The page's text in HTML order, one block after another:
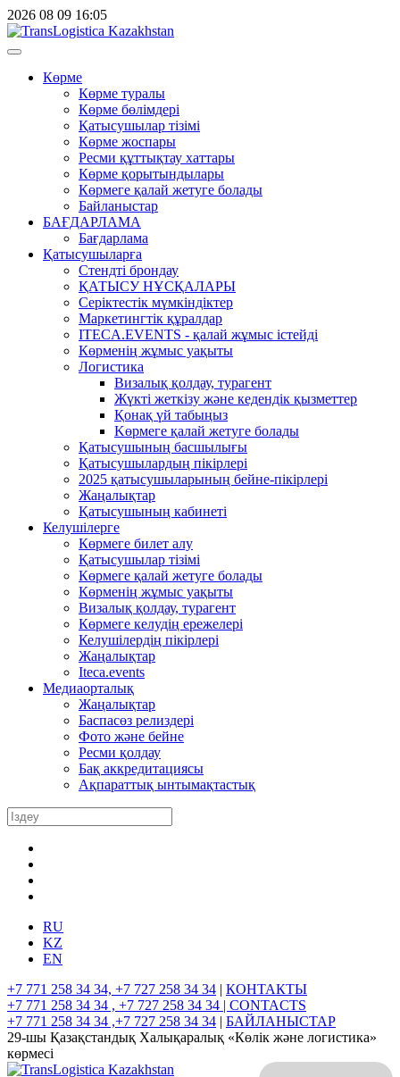
2026 08 09 16:05
Көрме
Көрме туралы
Көрме бөлімдері
Қатысушылар тізімі
Көрме жоспары
Ресми құттықтау хаттары
Көрме қорытындылары
Көрмеге қалай жетуге болады
Байланыстар
БАҒДАРЛАМА
Бағдарлама
Қатысушыларға
Стендті брондау
ҚАТЫСУ НҰСҚАЛАРЫ
Серіктестік мүмкіндіктер
Маркетингтік құралдар
ITECA.EVENTS - қалай жұмыс істейді
Көрменің жұмыс уақыты
Логистика
Визалық қолдау, турагент
Жүкті жеткізу және кедендік қызметтер
Қонақ үй табыңыз
Kөрмеге қалай жетуге болады
Қатысушының басшылығы
Қатысушылардың пікірлері
2025 қатысушыларының бейне-пікірлері
Жаңалықтар
Қатысушының кабинеті
Келушілерге
Көрмеге билет алу
Қатысушылар тізімі
Көрмеге қалай жетуге болады
Көрменің жұмыс уақыты
Визалық қолдау, турагент
Көрмеге келудің ережелері
Келушілердің пікірлері
Жаңалықтар
Iteca.events
Медиаорталық
Жаңалықтар
Баспасөз релиздері
Фото және бейне
Ресми қолдау
Бақ аккредитациясы
Ақпараттық ынтымақтастық
RU
KZ
EN
+7 771 258 34 34, +7 727 258 34 34 | КОНТАКТЫ
+7 771 258 34 34 , +7 727 258 34 34 | CONTACTS
+7 771 258 34 34 ,+7 727 258 34 34 | БАЙЛАНЫСТАР
29-шы Қазақстандық Халықаралық «Көлік және логистика»
көрмесі